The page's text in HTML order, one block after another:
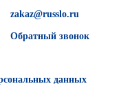
zakaz@russlo.ru
Обратный звонок
данных